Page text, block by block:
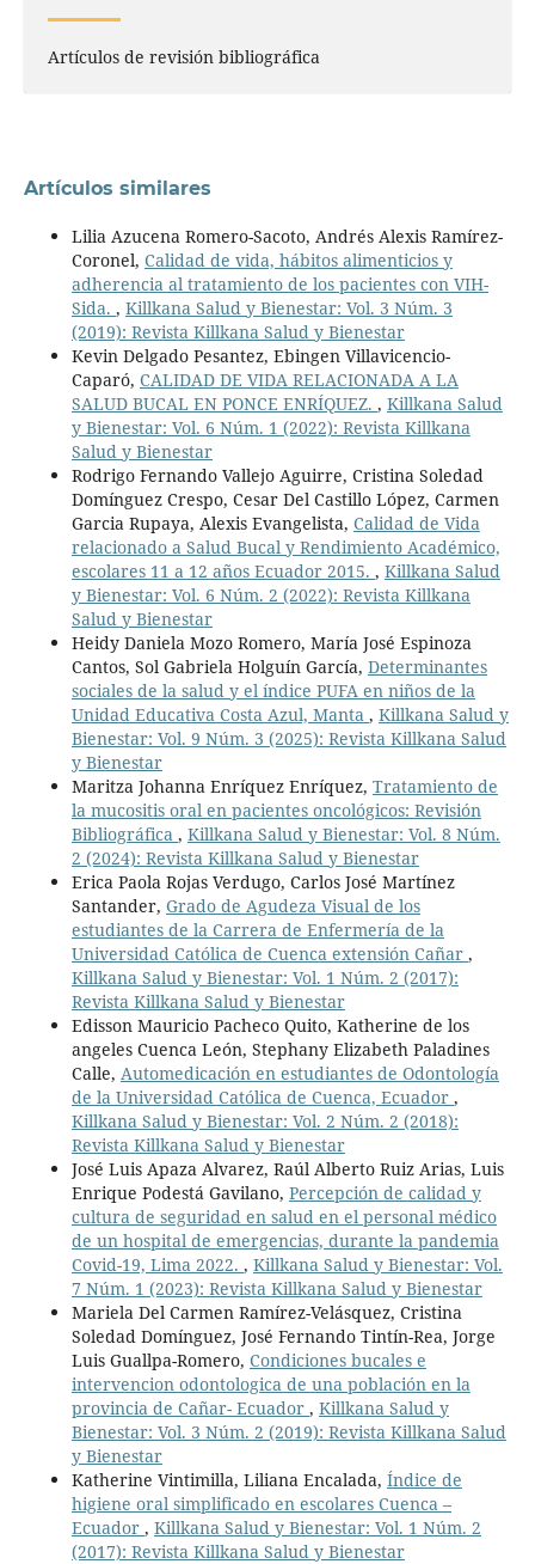
Artículos de revisión bibliográfica
Artículos similares
Lilia Azucena Romero-Sacoto, Andrés Alexis Ramírez-
Coronel, Calidad de vida, hábitos alimenticios y
adherencia al tratamiento de los pacientes con VIH-
Sida. , Killkana Salud y Bienestar: Vol. 3 Núm. 3
(2019): Revista Killkana Salud y Bienestar
Kevin Delgado Pesantez, Ebingen Villavicencio-
Caparó, CALIDAD DE VIDA RELACIONADA A LA
SALUD BUCAL EN PONCE ENRÍQUEZ. , Killkana Salud
y Bienestar: Vol. 6 Núm. 1 (2022): Revista Killkana
Salud y Bienestar
Rodrigo Fernando Vallejo Aguirre, Cristina Soledad
Domínguez Crespo, Cesar Del Castillo López, Carmen
Garcia Rupaya, Alexis Evangelista, Calidad de Vida
relacionado a Salud Bucal y Rendimiento Académico,
escolares 11 a 12 años Ecuador 2015. , Killkana Salud
y Bienestar: Vol. 6 Núm. 2 (2022): Revista Killkana
Salud y Bienestar
Heidy Daniela Mozo Romero, María José Espinoza
Cantos, Sol Gabriela Holguín García, Determinantes
sociales de la salud y el índice PUFA en niños de la
Unidad Educativa Costa Azul, Manta , Killkana Salud y
Bienestar: Vol. 9 Núm. 3 (2025): Revista Killkana Salud
y Bienestar
Maritza Johanna Enríquez Enríquez, Tratamiento de
la mucositis oral en pacientes oncológicos: Revisión
Bibliográfica , Killkana Salud y Bienestar: Vol. 8 Núm.
2 (2024): Revista Killkana Salud y Bienestar
Erica Paola Rojas Verdugo, Carlos José Martínez
Santander, Grado de Agudeza Visual de los
estudiantes de la Carrera de Enfermería de la
Universidad Católica de Cuenca extensión Cañar ,
Killkana Salud y Bienestar: Vol. 1 Núm. 2 (2017):
Revista Killkana Salud y Bienestar
Edisson Mauricio Pacheco Quito, Katherine de los
angeles Cuenca León, Stephany Elizabeth Paladines
Calle, Automedicación en estudiantes de Odontología
de la Universidad Católica de Cuenca, Ecuador ,
Killkana Salud y Bienestar: Vol. 2 Núm. 2 (2018):
Revista Killkana Salud y Bienestar
José Luis Apaza Alvarez, Raúl Alberto Ruiz Arias, Luis
Enrique Podestá Gavilano, Percepción de calidad y
cultura de seguridad en salud en el personal médico
de un hospital de emergencias, durante la pandemia
Covid-19, Lima 2022. , Killkana Salud y Bienestar: Vol.
7 Núm. 1 (2023): Revista Killkana Salud y Bienestar
Mariela Del Carmen Ramírez-Velásquez, Cristina
Soledad Domínguez, José Fernando Tintín-Rea, Jorge
Luis Guallpa-Romero, Condiciones bucales e
intervencion odontologica de una población en la
provincia de Cañar- Ecuador , Killkana Salud y
Bienestar: Vol. 3 Núm. 2 (2019): Revista Killkana Salud
y Bienestar
Katherine Vintimilla, Liliana Encalada, Índice de
higiene oral simplificado en escolares Cuenca –
Ecuador , Killkana Salud y Bienestar: Vol. 1 Núm. 2
(2017): Revista Killkana Salud y Bienestar